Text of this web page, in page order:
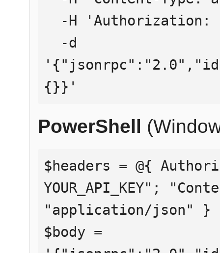
{}}'
PowerShell
$headers = @{
YOUR_API_KEY";
"application/json" }
$body =